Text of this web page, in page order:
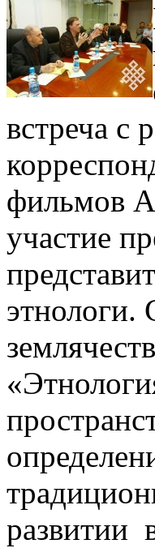
встреча с
фильмов
участие
этнологи.
развитии